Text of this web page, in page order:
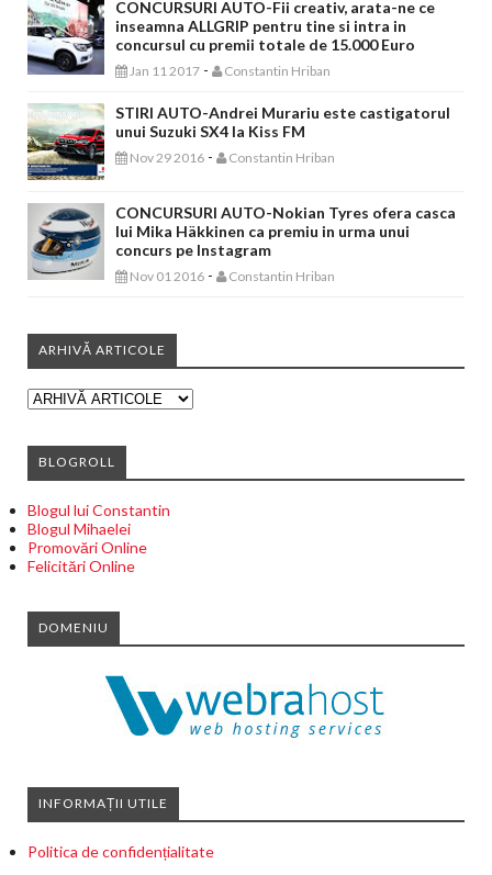
CONCURSURI AUTO-Fii creativ, arata-ne ce
inseamna ALLGRIP pentru tine si intra in
concursul cu premii totale de 15.000 Euro
Jan 11 2017 - Constantin Hriban
STIRI AUTO-Andrei Murariu este castigatorul
unui Suzuki SX4 la Kiss FM
Nov 29 2016 - Constantin Hriban
CONCURSURI AUTO-Nokian Tyres ofera casca
lui Mika Häkkinen ca premiu in urma unui
concurs pe Instagram
Nov 01 2016 - Constantin Hriban
ARHIVĂ ARTICOLE
BLOGROLL
Blogul lui Constantin
Blogul Mihaelei
Promovări Online
Felicitări Online
DOMENIU
INFORMAȚII UTILE
Politica de confidențialitate